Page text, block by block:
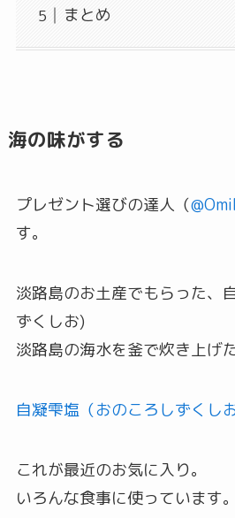
まとめ
海の味がする
プレゼント選びの達人（
す。
淡路島のお土産でもらった、
ずくしお)
淡路島の海水を釜で炊き上げ
自凝雫塩（おのころしずくし
これが最近のお気に入り。
いろんな食事に使っています。